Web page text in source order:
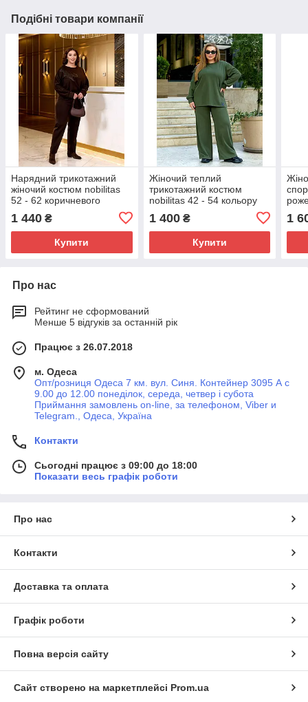
Подібні товари компанії
Нарядний трикотажний
жіночий костюм nobilitas
52 - 62 коричневого
1 440 ₴
Купити
Жіночий теплий
трикотажний костюм
nobilitas 42 - 54 кольору
1 400₴
Купити
1
Про нас
Рейтинг не сформований
Менше 5 відгуків за останній рік
Працює з 26.07.2018
м. Одеса
Опт/розниця Одеса 7 км. вул. Синя. Контейнер 3095 А с
9.00 до 12.00 понеділок, середа, четвер і субота
Приймання замовлень on-line, за телефоном, Viber и
Telegram., Одеса, Україна
Контакти
Сьогодні працює з 09:00 до 18:00
Показати весь графік роботи
Про нас
Контакти
Доставка та оплата
Графік роботи
Повна версія сайту
Сайт створено на маркетплейсі Prom.ua